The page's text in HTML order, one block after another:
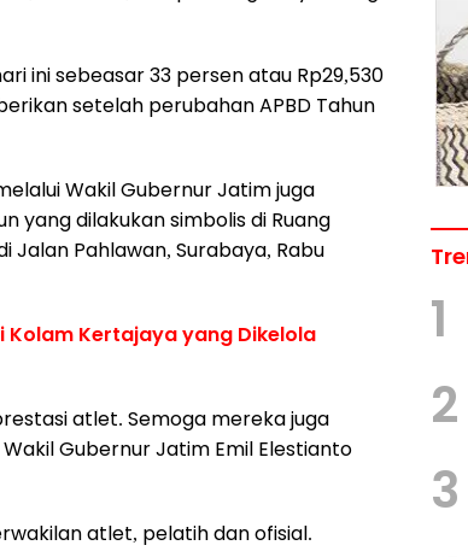
ini sebeasar 33 persen atau Rp29,530
setelah perubahan APBD Tahun
Wakil Gubernur Jatim juga
yang dilakukan simbolis di Ruang
Jalan Pahlawan, Surabaya, Rabu
Kolam Kertajaya yang Dikelola
atlet. Semoga mereka juga
Gubernur Jatim Emil Elestianto
atlet, pelatih dan ofisial.
1
2
3